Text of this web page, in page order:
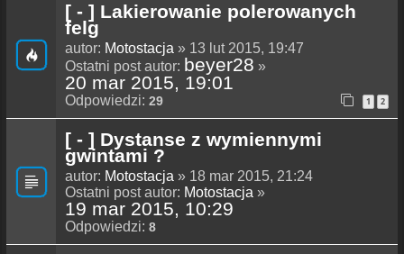
[ - ] Lakierowanie polerowanych
felg
autor: Motostacja » 13 lut 2015, 19:47
Ostatni post autor: beyer28 »
20 mar 2015, 19:01
Odpowiedzi: 29 1 2
[ - ] Dystanse z wymiennymi
gwintami ?
autor: Motostacja » 18 mar 2015, 21:24
Ostatni post autor: Motostacja »
19 mar 2015, 10:29
Odpowiedzi: 8